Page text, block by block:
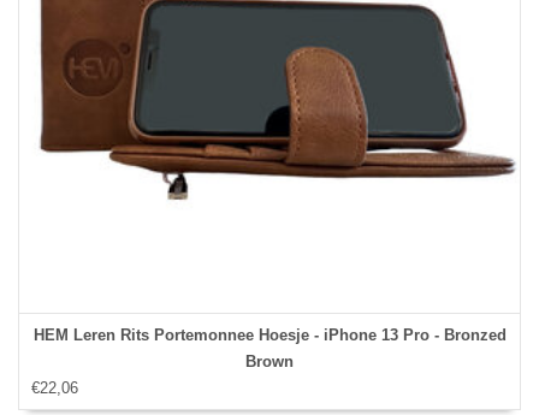
HEM Leren Rits Portemonnee Hoesje - iPhone 13 Pro - Bronzed
Brown
€22,06